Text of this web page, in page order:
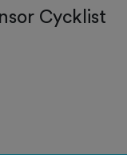
Cycklist